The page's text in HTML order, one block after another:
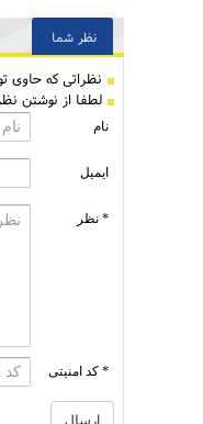
نظر شما
نظراتی كه حاوی
لطفا از نوشتن
نام
ایمیل
* نظر
* کد امنیتی